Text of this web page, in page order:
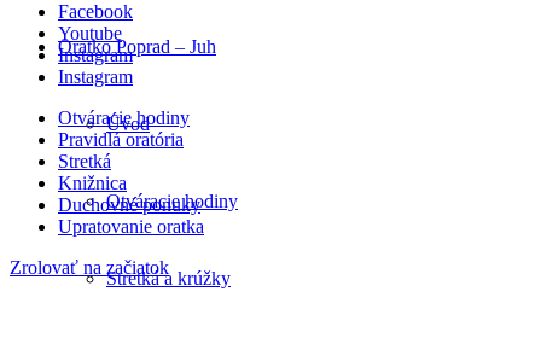
Oratko Poprad – Juh
Úvod
Otváracie hodiny
Stretká a krúžky
Facebook
Youtube
Instagram
Instagram
Otváracie hodiny
Pravidlá oratória
Stretká
Knižnica
Duchovné ponuky
Upratovanie oratka
Zrolovať na začiatok